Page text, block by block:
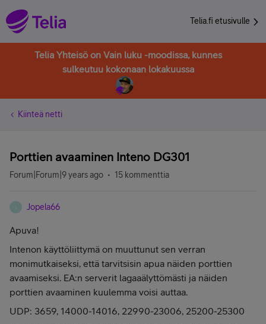
Telia.fi etusivulle
Telia Yhteisö on Vain luku -moodissa, kunnes
sulkeutuu kokonaan lokakuussa
Kiinteä netti
Porttien avaaminen Inteno DG301
Forum|Forum|9 years ago 15 kommenttia
Jopela66
Apuva!
Intenon käyttöliittymä on muuttunut sen verran
monimutkaiseksi, että tarvitsisin apua näiden porttien
avaamiseksi. EA:n serverit lagaaälyttömästi ja näiden
porttien avaaminen kuulemma voisi auttaa.
UDP: 3659, 14000-14016, 22990-23006, 25200-25300